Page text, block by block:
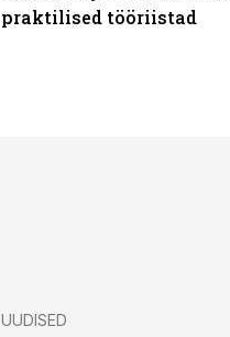
praktilised tööriistad
UUDISED